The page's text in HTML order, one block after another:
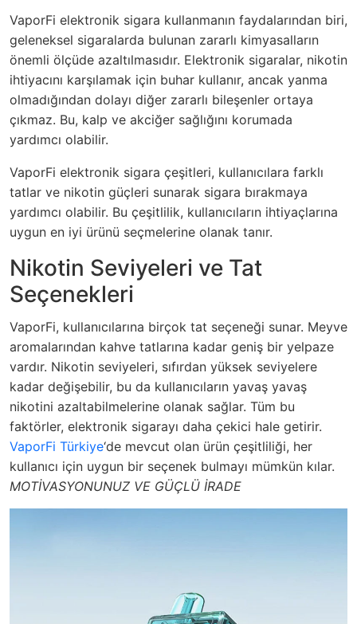
VaporFi elektronik sigara kullanmanın faydalarından biri,
geleneksel sigaralarda bulunan zararlı kimyasalların
önemli ölçüde azaltılmasıdır. Elektronik sigaralar, nikotin
ihtiyacını karşılamak için buhar kullanır, ancak yanma
olmadığından dolayı diğer zararlı bileşenler ortaya
çıkmaz. Bu, kalp ve akciğer sağlığını korumada
yardımcı olabilir.
VaporFi elektronik sigara çeşitleri, kullanıcılara farklı
tatlar ve nikotin güçleri sunarak sigara bırakmaya
yardımcı olabilir. Bu çeşitlilik, kullanıcıların ihtiyaçlarına
uygun en iyi ürünü seçmelerine olanak tanır.
Nikotin Seviyeleri ve Tat
Seçenekleri
VaporFi, kullanıcılarına birçok tat seçeneği sunar. Meyve
aromalarından kahve tatlarına kadar geniş bir yelpaze
vardır. Nikotin seviyeleri, sıfırdan yüksek seviyelere
kadar değişebilir, bu da kullanıcıların yavaş yavaş
nikotini azaltabilmelerine olanak sağlar. Tüm bu
faktörler, elektronik sigarayı daha çekici hale getirir.
VaporFi Türkiye‘de mevcut olan ürün çeşitliliği, her
kullanıcı için uygun bir seçenek bulmayı mümkün kılar.
MOTİVASYONUNUZ VE GÜÇLÜ İRADE